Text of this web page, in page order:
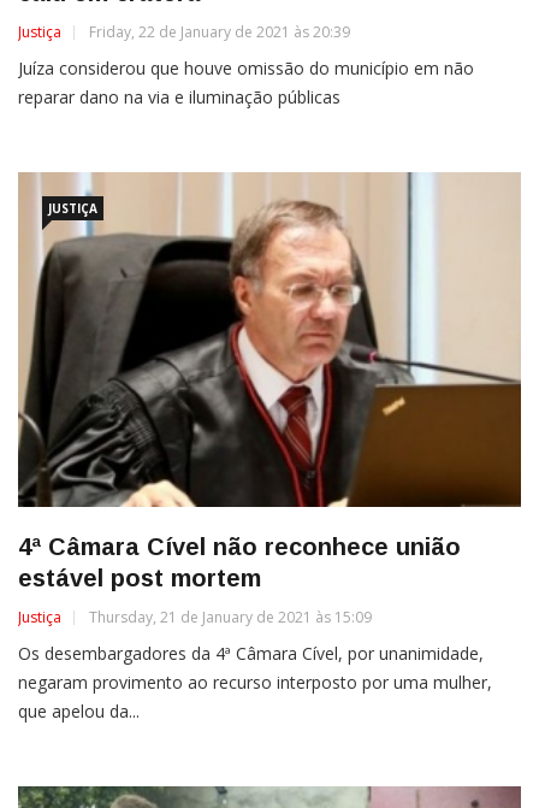
Justiça Friday, 22 de January de 2021 às 20:39
Juíza considerou que houve omissão do município em não
reparar dano na via e iluminação públicas
JUSTIÇA
4ª Câmara Cível não reconhece união
estável post mortem
Justiça Thursday, 21 de January de 2021 às 15:09
Os desembargadores da 4ª Câmara Cível, por unanimidade,
negaram provimento ao recurso interposto por uma mulher,
que apelou da...